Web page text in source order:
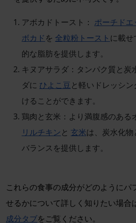
アボカドトースト： ポーチドエ
ボカドを 全粒粉トースト に載
的な脂肪を提供します。
キヌアサラダ：タンパク質と炭
ダに ひよこ豆と軽いドレッシ
けることができます。
鶏肉と玄米：より満腹感のある
リルチキンと 玄米は、炭水化
バランスを提供します。
これらの食事の成分がどのようにパ
せるかについて詳しく知りたい場
成分タブをご覧ください。